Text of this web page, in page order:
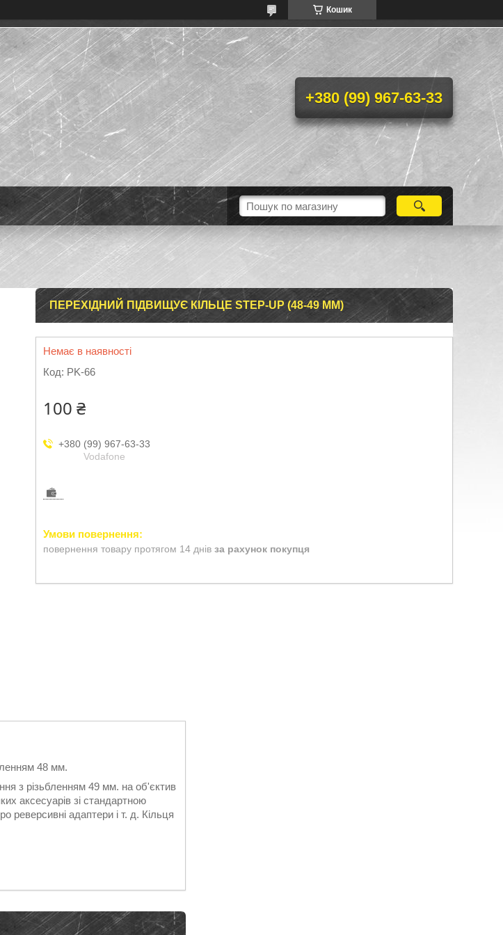
Кошик
+380 (99) 967-63-33
ПЕРЕХІДНИЙ ПІДВИЩУЄ КІЛЬЦЕ STEP-UP (48-49 MM)
Немає в наявності
Код: PK-66
100 ₴
+380 (99) 967-63-33
Vodafone
повернення товару протягом 14 днів за рахунок покупця
48 мм.
з різьбленням 49 мм. на об'єктив
аксесуарів зі стандартною
реверсивні адаптери і т. д. Кільця